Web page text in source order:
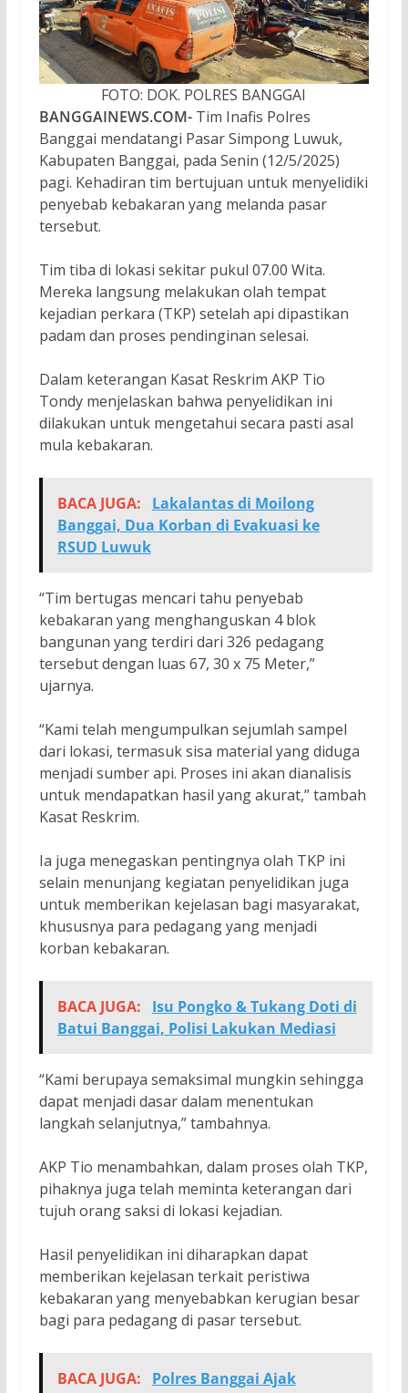
FOTO: DOK. POLRES BANGGAI
BANGGAINEWS.COM-Tim Inafis Polres
Banggai mendatangi Pasar Simpong Luwuk,
Kabupaten Banggai, pada Senin (12/5/2025)
pagi. Kehadiran tim bertujuan untuk menyelidiki
penyebab kebakaran yang melanda pasar
tersebut.
Tim tiba di lokasi sekitar pukul 07.00 Wita.
Mereka langsung melakukan olah tempat
kejadian perkara (TKP) setelah api dipastikan
padam dan proses pendinginan selesai.
Dalam keterangan Kasat Reskrim AKP Tio
Tondy menjelaskan bahwa penyelidikan ini
dilakukan untuk mengetahui secara pasti asal
mula kebakaran.
BACA JUGA:
Lakalantas di Moilong
Banggai, Dua Korban di Evakuasi ke
RSUD Luwuk
“Tim bertugas mencari tahu penyebab
kebakaran yang menghanguskan 4 blok
bangunan yang terdiri dari 326 pedagang
tersebut dengan luas 67, 30 x 75 Meter,”
ujarnya.
“Kami telah mengumpulkan sejumlah sampel
dari lokasi, termasuk sisa material yang diduga
menjadi sumber api. Proses ini akan dianalisis
untuk mendapatkan hasil yang akurat,” tambah
Kasat Reskrim.
Ia juga menegaskan pentingnya olah TKP ini
selain menunjang kegiatan penyelidikan juga
untuk memberikan kejelasan bagi masyarakat,
khususnya para pedagang yang menjadi
korban kebakaran.
BACA JUGA:
Isu Pongko & Tukang Doti di
Batui Banggai, Polisi Lakukan Mediasi
“Kami berupaya semaksimal mungkin sehingga
dapat menjadi dasar dalam menentukan
langkah selanjutnya,” tambahnya.
AKP Tio menambahkan, dalam proses olah TKP,
pihaknya juga telah meminta keterangan dari
tujuh orang saksi di lokasi kejadian.
Hasil penyelidikan ini diharapkan dapat
memberikan kejelasan terkait peristiwa
kebakaran yang menyebabkan kerugian besar
bagi para pedagang di pasar tersebut.
BACA JUGA:
Polres Banggai Ajak